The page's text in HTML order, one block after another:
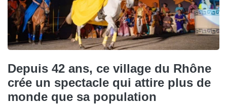
Depuis 42 ans, ce village du Rhône
crée un spectacle qui attire plus de
monde que sa population